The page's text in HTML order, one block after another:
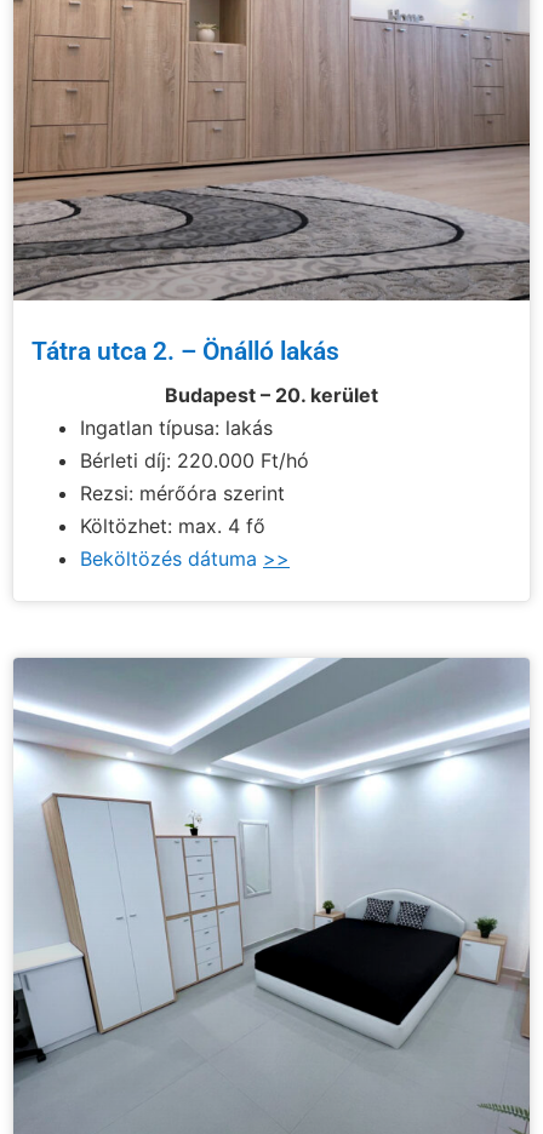
Tátra utca 2. – Önálló lakás
Budapest – 20. kerület
Ingatlan típusa: lakás
Bérleti díj: 220.000 Ft/hó
Rezsi: mérőóra szerint
Költözhet: max. 4 fő
Beköltözés dátuma >>